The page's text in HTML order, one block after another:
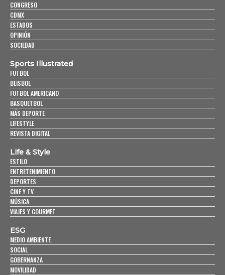
CONGRESO
CDMX
ESTADOS
OPINIÓN
SOCIEDAD
Sports Illustrated
FUTBOL
BEISBOL
FUTBOL AMERICANO
BASQUETBOL
MÁS DEPORTE
LIFESTYLE
REVISTA DIGITAL
Life & Style
ESTILO
ENTRETENIMIENTO
DEPORTES
CINE Y TV
MÚSICA
VIAJES Y GOURMET
ESG
MEDIO AMBIENTE
SOCIAL
GOBERNANZA
MOVILIDAD